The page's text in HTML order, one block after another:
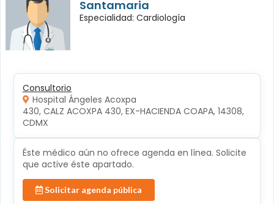
Santamaria
Especialidad: Cardiología
Consultorio
Hospital Ángeles Acoxpa
430, CALZ ACOXPA 430, EX-HACIENDA COAPA, 14308,
CDMX
Éste médico aún no ofrece agenda en línea. Solicite
que active éste apartado.
Solicitar agenda pública